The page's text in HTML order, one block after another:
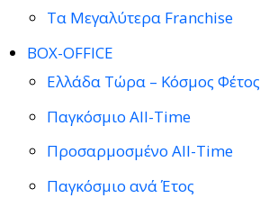
Τα Μεγαλύτερα Franchise
BOX-OFFICE
Ελλάδα Τώρα – Κόσμος Φέτος
Παγκόσμιο All-Time
Προσαρμοσμένο All-Time
Παγκόσμιο ανά Έτος